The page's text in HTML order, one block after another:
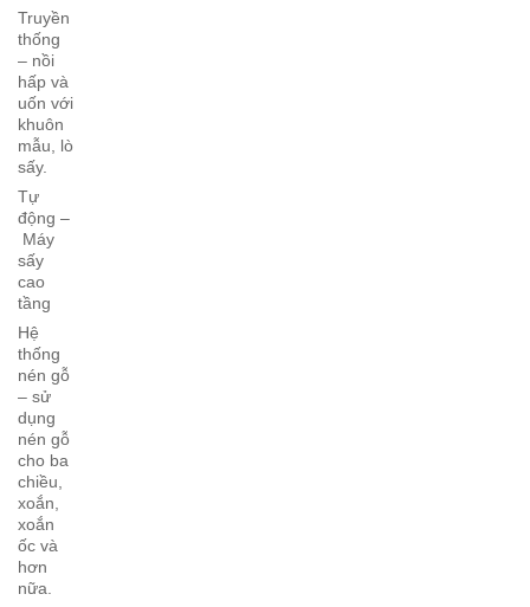
Truyền
thống
– nồi
hấp và
uốn với
khuôn
mẫu, lò
sấy.
Tự
động –
Máy
sấy
cao
tầng
Hệ
thống
nén gỗ
– sử
dụng
nén gỗ
cho ba
chiều,
xoắn,
xoắn
ốc và
hơn
nữa.